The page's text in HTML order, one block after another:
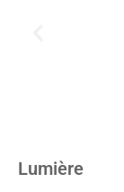
Lumière